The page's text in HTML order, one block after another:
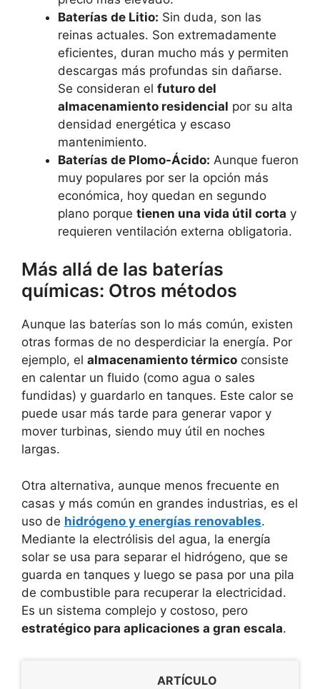
Baterías de Litio: Sin duda, son las
reinas actuales. Son extremadamente
eficientes, duran mucho más y permiten
descargas más profundas sin dañarse.
Se consideran el futuro del
almacenamiento residencial por su alta
densidad energética y escaso
mantenimiento.
Baterías de Plomo-Ácido: Aunque fueron
muy populares por ser la opción más
económica, hoy quedan en segundo
plano porque tienen una vida útil corta y
requieren ventilación externa obligatoria.
Más allá de las baterías
químicas: Otros métodos
Aunque las baterías son lo más común, existen
otras formas de no desperdiciar la energía. Por
ejemplo, el almacenamiento térmico consiste
en calentar un fluido (como agua o sales
fundidas) y guardarlo en tanques. Este calor se
puede usar más tarde para generar vapor y
mover turbinas, siendo muy útil en noches
largas.
Otra alternativa, aunque menos frecuente en
casas y más común en grandes industrias, es el
uso de hidrógeno y energías renovables.
Mediante la electrólisis del agua, la energía
solar se usa para separar el hidrógeno, que se
guarda en tanques y luego se pasa por una pila
de combustible para recuperar la electricidad.
Es un sistema complejo y costoso, pero
estratégico para aplicaciones a gran escala.
ARTÍCULO